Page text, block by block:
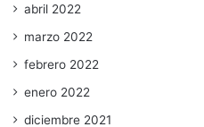
abril 2022
marzo 2022
febrero 2022
enero 2022
diciembre 2021